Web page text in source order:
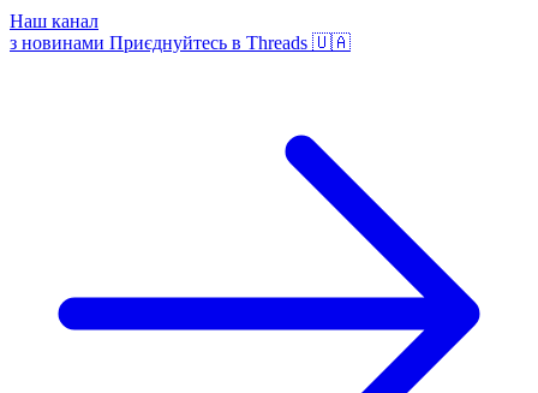
Наш канал
з новинами Приєднуйтесь в Threads 🇺🇦